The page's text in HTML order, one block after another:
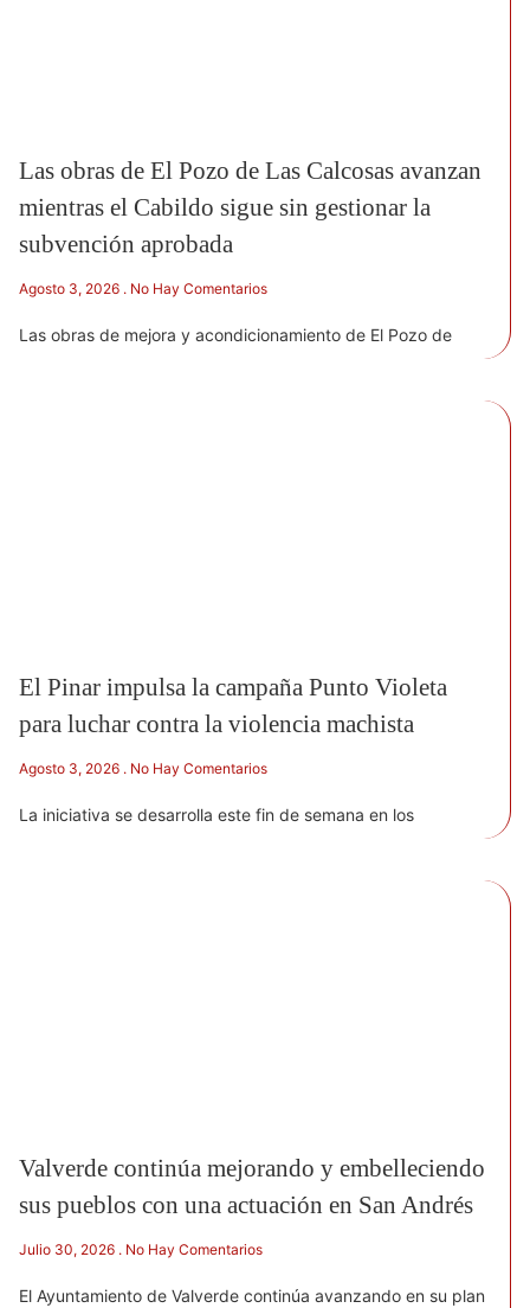
Las obras de El Pozo de Las Calcosas avanzan
mientras el Cabildo sigue sin gestionar la
subvención aprobada
Agosto 3, 2026 No Hay Comentarios
Las obras de mejora y acondicionamiento de El Pozo de
El Pinar impulsa la campaña Punto Violeta
para luchar contra la violencia machista
Agosto 3, 2026 No Hay Comentarios
La iniciativa se desarrolla este fin de semana en los
Valverde continúa mejorando y embelleciendo
sus pueblos con una actuación en San Andrés
Julio 30, 2026 No Hay Comentarios
El Ayuntamiento de Valverde continúa avanzando en su plan